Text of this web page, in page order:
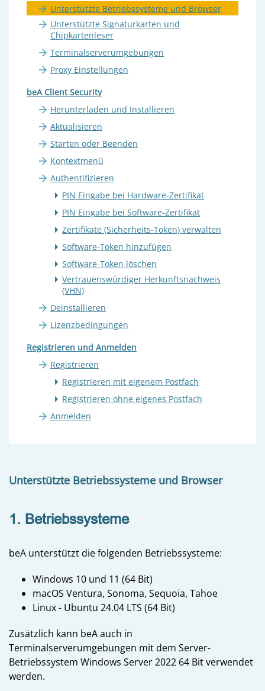
Unterstützte Betriebssysteme und Browser
Unterstützte Signaturkarten und
Chipkartenleser
Terminalserverumgebungen
Proxy Einstellungen
beA Client Security
Herunterladen und Installieren
Aktualisieren
Starten oder Beenden
Kontextmenü
Authentifizieren
PIN Eingabe bei Hardware-Zertifikat
PIN Eingabe bei Software-Zertifikat
Zertifikate (Sicherheits-Token) verwalten
Software-Token hinzufügen
Software-Token löschen
Vertrauenswürdiger Herkunftsnachweis
(VHN)
Deinstallieren
Lizenzbedingungen
Registrieren und Anmelden
Registrieren
Registrieren mit eigenem Postfach
Registrieren ohne eigenes Postfach
Anmelden
Unterstützte Betriebssysteme und Browser
1. Betriebssysteme
beA unterstützt die folgenden Betriebssysteme:
Windows 10 und 11 (64 Bit)
macOS Ventura, Sonoma, Sequoia, Tahoe
Linux - Ubuntu 24.04 LTS (64 Bit)
Zusätzlich kann beA auch in
Terminalserverumgebungen mit dem Server-
Betriebssystem Windows Server 2022 64 Bit verwendet
werden.